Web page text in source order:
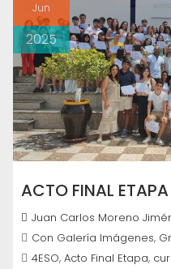
Jun
2025
ACTO FINAL
Juan Carlos Moreno
Con Galería Imágenes,
4ESO, Acto Final Etapa,